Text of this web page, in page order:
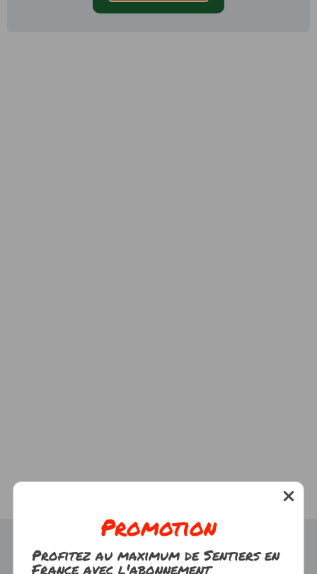
Promotion
Profitez au maximum de Sentiers en
France avec l'abonnement